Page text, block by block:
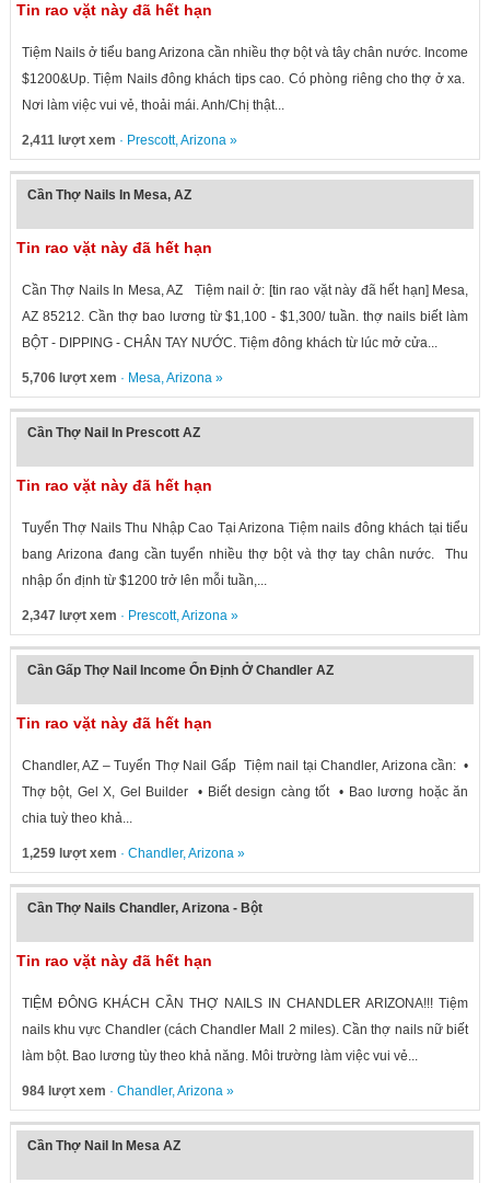
Tin rao vặt này đã hết hạn
Tiệm Nails ở tiểu bang Arizona cần nhiều thợ bột và tây chân nước. Income
$1200&Up. Tiệm Nails đông khách tips cao. Có phòng riêng cho thợ ở xa.
Nơi làm việc vui vẻ, thoải mái. Anh/Chị thật...
2,411 lượt xem · Prescott,Arizona»
Cần Thợ Nails In Mesa, AZ
Tin rao vặt này đã hết hạn
Cần Thợ Nails In Mesa, AZ Tiệm nail ở: [tin rao vặt này đã hết hạn] Mesa,
AZ 85212. Cần thợ bao lương từ $1,100 - $1,300/ tuần. thợ nails biết làm
BỘT - DIPPING - CHÂN TAY NƯỚC. Tiệm đông khách từ lúc mở cửa...
5,706 lượt xem · Mesa,Arizona»
Cần Thợ Nail In Prescott AZ
Tin rao vặt này đã hết hạn
Tuyển Thợ Nails Thu Nhập Cao Tại Arizona Tiệm nails đông khách tại tiểu
bang Arizona đang cần tuyển nhiều thợ bột và thợ tay chân nước. Thu
nhập ổn định từ $1200 trở lên mỗi tuần,...
2,347 lượt xem · Prescott,Arizona»
Cần Gấp Thợ Nail Income Ổn Định Ở Chandler AZ
Tin rao vặt này đã hết hạn
Chandler, AZ – Tuyển Thợ Nail Gấp Tiệm nail tại Chandler, Arizona cần: •
Thợ bột, Gel X, Gel Builder • Biết design càng tốt • Bao lương hoặc ăn
chia tuỳ theo khả...
1,259 lượt xem · Chandler,Arizona»
Cần Thợ Nails Chandler, Arizona - Bột
Tin rao vặt này đã hết hạn
TIỆM ĐÔNG KHÁCH CẦN THỢ NAILS IN CHANDLER ARIZONA!!! Tiệm
nails khu vực Chandler (cách Chandler Mall 2 miles). Cần thợ nails nữ biết
làm bột. Bao lương tùy theo khả năng. Môi trường làm việc vui vẻ...
984 lượt xem · Chandler,Arizona»
Cần Thợ Nail In Mesa AZ